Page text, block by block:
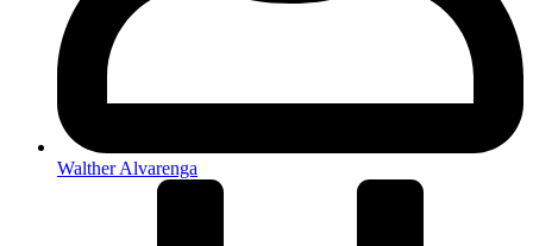
Walther Alvarenga